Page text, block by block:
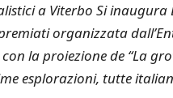
a Viterbo Si inaugura
organizzata
la proiezione de “La
esplorazioni, tutte